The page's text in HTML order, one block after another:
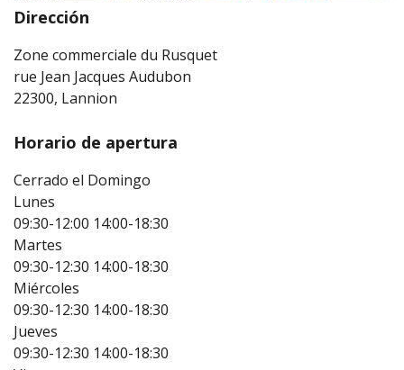
Dirección
Zone commerciale du Rusquet
rue Jean Jacques Audubon
22300, Lannion
Horario de apertura
Cerrado el Domingo
Lunes
09:30-12:00 14:00-18:30
Martes
09:30-12:30 14:00-18:30
Miércoles
09:30-12:30 14:00-18:30
Jueves
09:30-12:30 14:00-18:30